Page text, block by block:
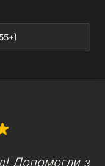
Допомогли з